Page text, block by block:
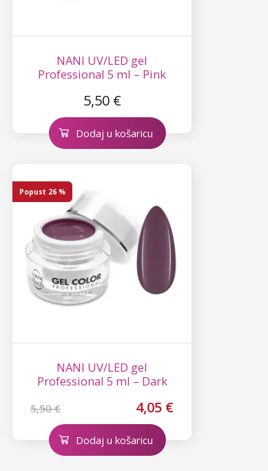
NANI UV/LED gel
Professional 5 ml – Pink
5,50 €
Dodaj u košaricu
NANI UV/LED gel
Professional 5 ml – Dark
5,50 € 4,05 €
Popust 26 %
Dodaj u košaricu